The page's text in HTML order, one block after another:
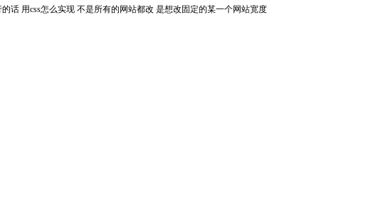
话 用css怎么实现 不是所有的网站都改 是想改固定的某一个网站宽度